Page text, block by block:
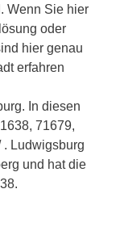
Wenn Sie hier
oder
hier genau
erfahren
In diesen
71679,
. Ludwigsburg
und hat die